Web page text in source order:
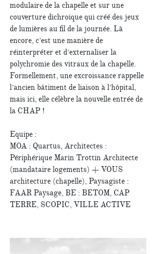
modulaire de la chapelle et sur une
couverture dichroique qui créé des jeux
de lumières au fil de la journée. Là
encore, c’est une manière de
réinterpréter et d’externaliser la
polychromie des vitraux de la chapelle.
Formellement, une excroissance rappelle
l’ancien bâtiment de liaison à l’hôpital,
mais ici, elle célèbre la nouvelle entrée de
la CHAP !
Equipe :
MOA : Quartus, Architectes :
Périphérique Marin Trottin Architecte
(mandataire logements) + VOUS
architecture (chapelle), Paysagiste :
FAAR Paysage, BE : BETOM, CAP
TERRE, SCOPIC, VILLE ACTIVE